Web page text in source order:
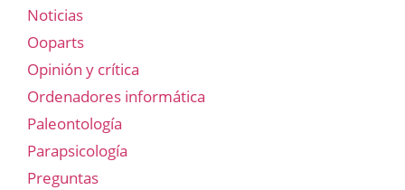
Noticias
Ooparts
Opinión y crítica
Ordenadores informática
Paleontología
Parapsicología
Preguntas